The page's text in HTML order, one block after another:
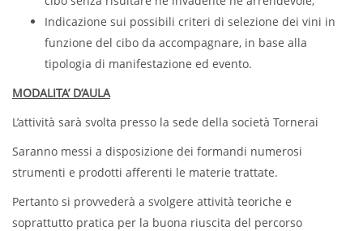
Indicazione sui possibili criteri di selezione dei vini in
funzione del cibo da accompagnare, in base alla
tipologia di manifestazione ed evento.
MODALITA’ D’AULA
L’attività sarà svolta presso la sede della società Tornerai
Saranno messi a disposizione dei formandi numerosi
strumenti e prodotti afferenti le materie trattate.
Pertanto si provvederà a svolgere attività teoriche e
soprattutto pratica per la buona riuscita del percorso